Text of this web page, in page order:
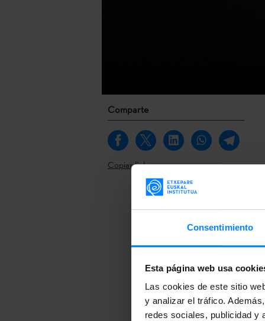
Consentimiento
Esta página web usa
Las cookies de este sitio
y analizar el tráfico.
redes sociales, publicidad y
Comparte
Copiar link
extranjero,
más de 20
oficial
extranjero,
más de 20